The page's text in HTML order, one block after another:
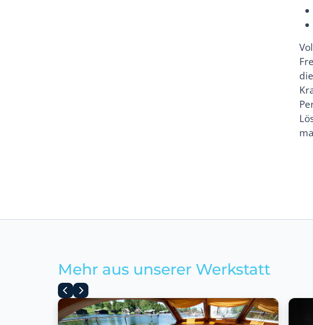
Mehr aus unserer Werkstatt